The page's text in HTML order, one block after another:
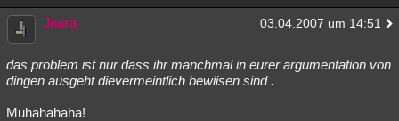
Jeara 03.04.2007 um 14:51
das problem ist nur dass ihr manchmal in eurer argumentation von
dingen ausgeht dievermeintlich bewiisen sind .
Muhahahaha!